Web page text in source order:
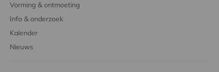
Vorming & ontmoeting
Info & onderzoek
Kalender
Nieuws